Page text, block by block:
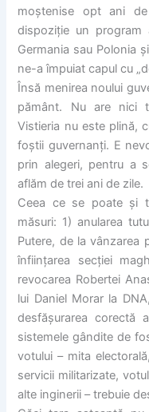
moştenise opt ani
dispoziţie un program
Germania sau Polonia
ne-a împuiat capul cu
Însă menirea noului
pământ. Nu are nici
Vistieria nu este plină,
foştii guvernanţi. E
prin alegeri, pentru a
aflăm de trei ani de zile.
Ceea ce se poate şi
măsuri: 1) anularea
Putere, de la vânzarea
înfiinţarea secţiei
revocarea Robertei
lui Daniel Morar la
desfăşurarea corectă
sistemele gândite de
votului – mita
servicii militarizate,
alte inginerii – trebuie